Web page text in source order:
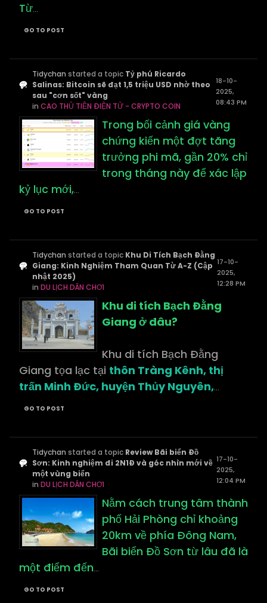
Từ...
GO TO POST
Tidychan started a topic Tỷ phú Ricardo
Salinas: Bitcoin sẽ đạt 1,5 triệu USD nhờ theo
sau "cơn sốt" vàng
inCAO THỦ TIỀN ĐIỆN TỬ - CRYPTO COIN
18-10-
2025,
08:43 PM
Trong bối cảnh giá vàng
chứng kiến một đợt tăng
trưởng phi mã, gần 20% chỉ
trong tháng này để xác lập
kỷ lục mới,...
GO TO POST
Tidychan started a topic Khu Di Tích Bạch Đằng
Giang: Kinh Nghiệm Tham Quan Từ A-Z (Cập
nhật 2025)
inDU LỊCH DÂN CHƠI
17-10-
2025,
12:28 PM
Khu di tích Bạch Đằng
Giang ở đâu?
Khu di tích Bạch Đằng
Giang tọa lạc tại thôn Tràng Kênh, thị
trấn Minh Đức, huyện Thủy Nguyên,...
GO TO POST
Tidychan started a topic Review Bãi biển Đồ
Sơn: Kinh nghiệm đi 2N1Đ và góc nhìn mới về
một vùng biển
inDU LỊCH DÂN CHƠI
17-10-
2025,
12:04 PM
Nằm cách trung tâm thành
phố Hải Phòng chỉ khoảng
20km về phía Đông Nam,
Bãi biển Đồ Sơn từ lâu đã là
một điểm đến...
GO TO POST